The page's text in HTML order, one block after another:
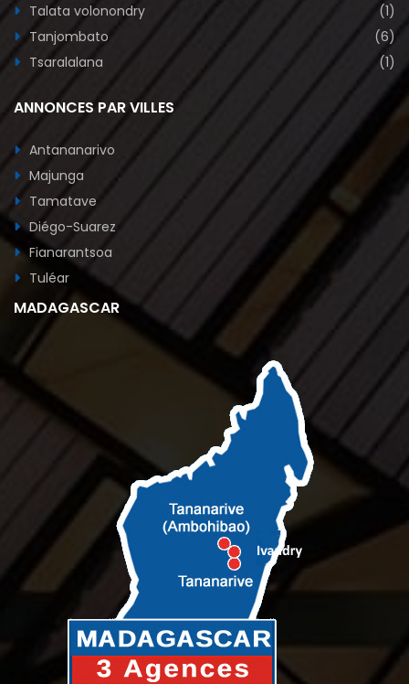
Talata volonondry
(1)
Tanjombato
(6)
Tsaralalana
(1)
ANNONCES PAR VILLES
Antananarivo
Majunga
Tamatave
Diégo-Suarez
Fianarantsoa
Tuléar
MADAGASCAR